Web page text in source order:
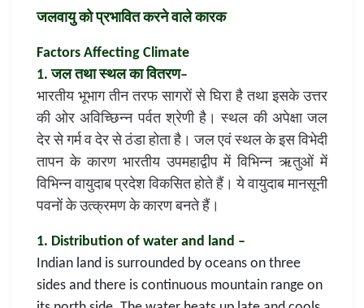
जलवायु को प्रभावित करने वाले कारक
Factors Affecting Climate
1. जल तथा स्थल का वितरण–
भारतीय भूभाग तीन तरफ सागरों से घिरा है तथा इसके उत्तर
की ओर अविच्छिन्न पर्वत श्रेणी है। स्थल की अपेक्षा जल
देर से गर्म व देर से ठंडा होता है। जल एवं स्थल के इस विभेदी
तापन के कारण भारतीय उपमहाद्वीप में विभिन्न ऋतुओं में
विभिन्न वायुदाब प्रदेश विकसित होते हैं। ये वायुदाब मानसूनी
पवनों के उत्क्रमण के कारण बनते हैं।
1. Distribution of water and land –
Indian land is surrounded by oceans on three
sides and there is continuous mountain range on